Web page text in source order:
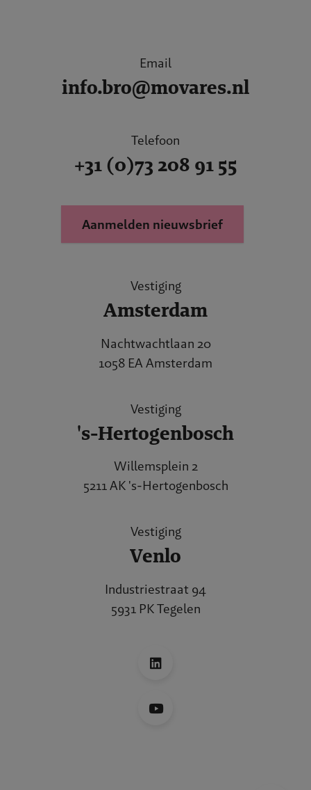
Email
info.bro@movares.nl
Telefoon
+31 (0)73 208 91 55
Aanmelden nieuwsbrief
Vestiging
Amsterdam
Nachtwachtlaan 20
1058 EA Amsterdam
Vestiging
's-Hertogenbosch
Willemsplein 2
5211 AK 's-Hertogenbosch
Vestiging
Venlo
Industriestraat 94
5931 PK Tegelen